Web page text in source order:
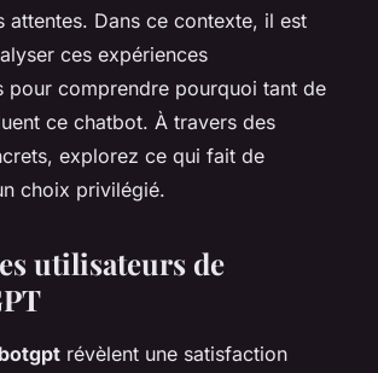
attentes. Dans ce contexte, il est
ces expériences
pour comprendre pourquoi tant de
ce chatbot. À travers des
explorez ce qui fait de
choix privilégié.
utilisateurs de
révèlent une satisfaction